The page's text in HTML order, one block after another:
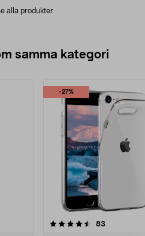
alla produkter
samma kategori
-27%
83
4.5 av 5 stjärnor